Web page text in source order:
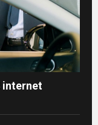
internet